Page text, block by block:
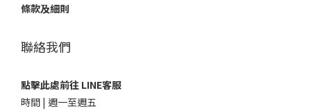
條款及細則
聯絡我們
點擊此處前往 LINE客服
時間 | 週一至週五